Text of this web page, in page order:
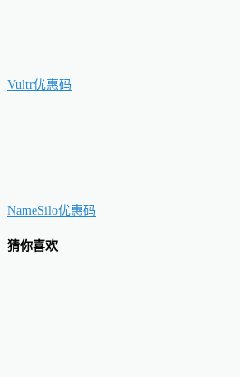
Vultr优惠码
NameSilo优惠码
猜你喜欢